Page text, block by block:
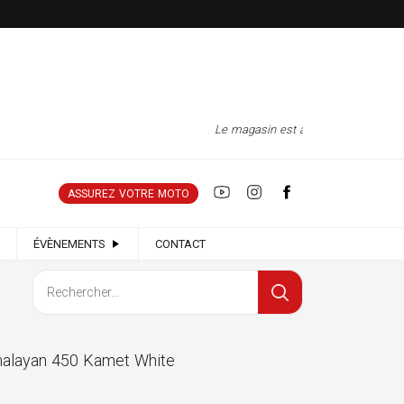
Le magasin est à nouveau ouvert
ÉVÈNEMENTS CONTACT
ASSUREZ VOTRE MOTO
450 Kamet White